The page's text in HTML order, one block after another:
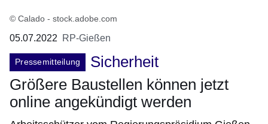
© Calado - stock.adobe.com
05.07.2022 RP-Gießen
Pressemitteilung
Sicherheit
Größere Baustellen können jetzt
online angekündigt werden